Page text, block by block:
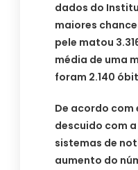
dados do
maiores
pele matou
média de uma
foram 2.140
De acordo
descuido com
sistemas de
aumento do